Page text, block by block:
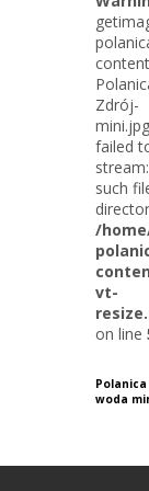
Zdrój-
failed
such
/
vt-
on line
woda